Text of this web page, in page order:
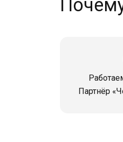
Партнёр